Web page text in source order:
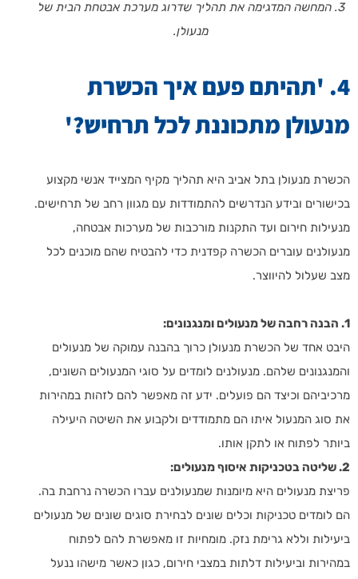
3. המחשה המדגימה את תהליך שדרוג מערכת אבטחת הבית של
מנעולן.
4. 'תהיתם פעם איך הכשרת
מנעולן מתכוננת לכל תרחיש?'
הכשרת מנעולן בתל אביב היא תהליך מקיף המצייד אנשי מקצוע
בכישורים ובידע הנדרשים להתמודדות עם מגוון רחב של תרחישים.
מנעילות חירום ועד התקנות מורכבות של מערכות אבטחה,
מנעולנים עוברים הכשרה קפדנית כדי להבטיח שהם מוכנים לכל
מצב שעלול להיווצר.
1. הבנה רחבה של מנעולים ומנגנונים:
היבט אחד של הכשרת מנעולן כרוך בהבנה עמוקה של מנעולים
והמנגנונים שלהם. מנעולנים לומדים על סוגי המנעולים השונים,
מרכיביהם וכיצד הם פועלים. ידע זה מאפשר להם לזהות במהירות
את סוג המנעול איתו הם מתמודדים ולקבוע את השיטה היעילה
ביותר לפתוח או לתקן אותו.
2. שליטה בטכניקות איסוף מנעולים:
פריצת מנעולים היא מיומנות שמנעולנים עברו הכשרה נרחבת בה.
הם לומדים טכניקות וכלים שונים לבחירת סוגים שונים של מנעולים
ביעילות וללא גרימת נזק. מומחיות זו מאפשרת להם לפתוח
במהירות וביעילות דלתות במצבי חירום, כגון כאשר מישהו ננעל